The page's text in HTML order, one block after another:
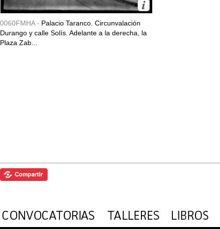
0060FMHA - Palacio Taranco. Circunvalación
Durango y calle Solís. Adelante a la derecha, la
Plaza Zab...